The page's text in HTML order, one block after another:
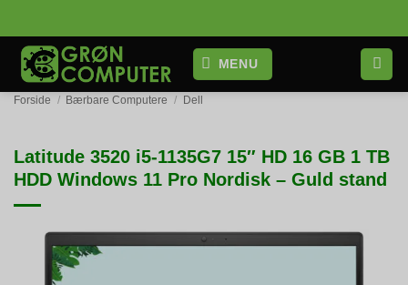
til
indhold
MENU
Forside / Bærbare Computere / Dell
Latitude 3520 i5-1135G7 15″ HD 16 GB 1 TB
HDD Windows 11 Pro Nordisk – Guld stand